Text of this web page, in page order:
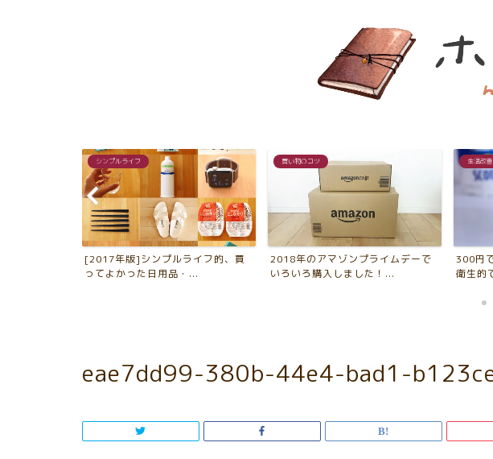
シンプルライフ
[2017年版]シンプルライフ的、買
ってよかった日用品・...
買い物のコツ
2018年のアマゾンプライムデーで
いろいろ購入しました！...
生活改善
300円
衛生的
eae7dd99-380b-44e4-bad1-